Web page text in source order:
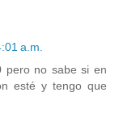
a.m.
pero no sabe si en
esté y tengo que